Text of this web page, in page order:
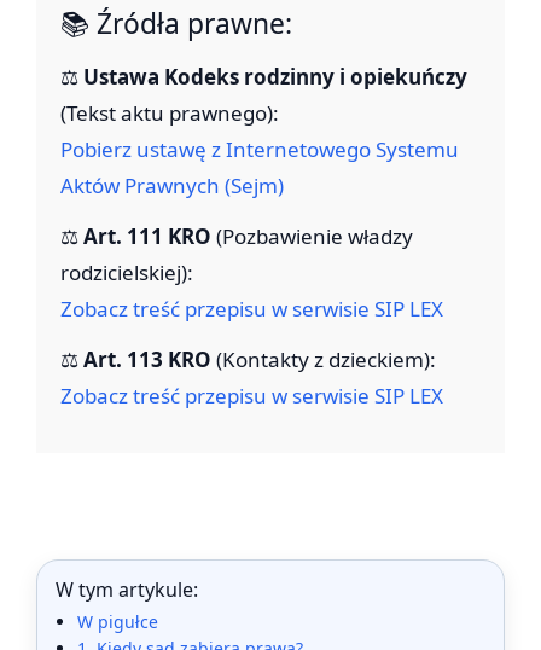
📚 Źródła prawne:
⚖️ Ustawa Kodeks rodzinny i opiekuńczy
(Tekst aktu prawnego):
Pobierz ustawę z Internetowego Systemu
Aktów Prawnych (Sejm)
⚖️Art. 111 KRO (Pozbawienie władzy
rodzicielskiej):
Zobacz treść przepisu w serwisie SIP LEX
⚖️Art. 113 KRO (Kontakty z dzieckiem):
Zobacz treść przepisu w serwisie SIP LEX
W tym artykule:
W pigułce